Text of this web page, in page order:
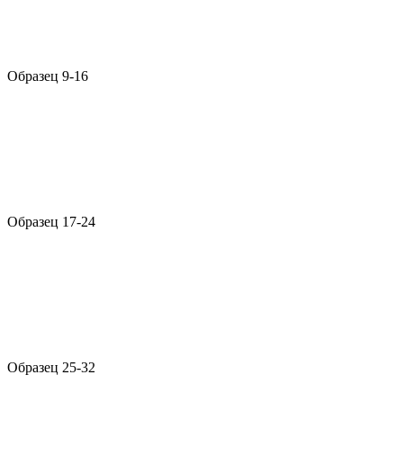
Образец 9-16
Образец 17-24
Образец 25-32